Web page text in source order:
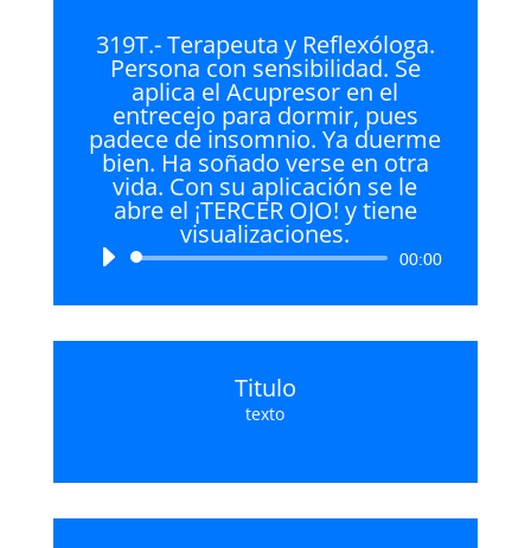
319T.- Terapeuta y Reflexóloga.
Persona con sensibilidad. Se
aplica el Acupresor en el
entrecejo para dormir, pues
padece de insomnio. Ya duerme
bien. Ha soñado verse en otra
vida. Con su aplicación se le
abre el ¡TERCER OJO! y tiene
visualizaciones.
Reproductor
audio
00:00
Titulo
texto